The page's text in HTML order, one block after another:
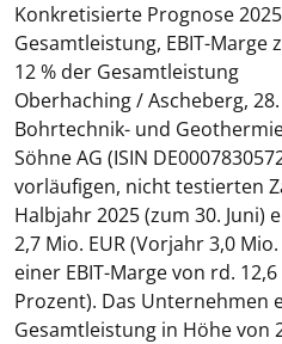
Konkretisierte Prognose
Gesamtleistung, EBIT-Marge
12 % der Gesamtleistung
Oberhaching / Ascheberg,
Bohrtechnik- und
Söhne AG (ISIN
vorläufigen, nicht testierten
Halbjahr 2025 (zum 30. Juni)
2,7 Mio. EUR (Vorjahr 3,0
einer EBIT-Marge von rd.
Prozent). Das Unternehmen
Gesamtleistung in Höhe von